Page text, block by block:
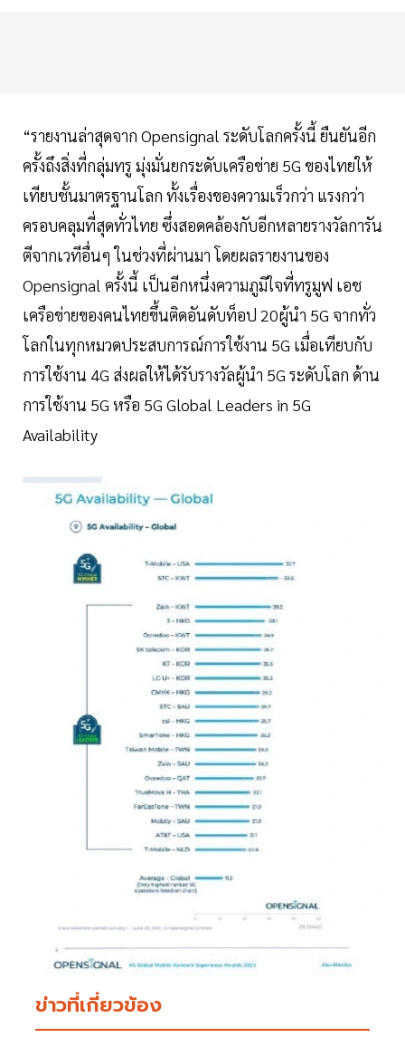
“รายงานล่าสุดจาก Opensignal ระดับโลกครั้งนี้ ยืนยันอีก
ครั้งถึงสิ่งที่กลุ่มทรู มุ่งมั่นยกระดับเครือข่าย 5G ของไทยให้
เทียบชั้นมาตรฐานโลก ทั้งเรื่องของความเร็วกว่า แรงกว่า
ครอบคลุมที่สุดทั่วไทย ซึ่งสอดคล้องกับอีกหลายรางวัลการัน
ตีจากเวทีอื่นๆ ในช่วงที่ผ่านมา โดยผลรายงานของ
Opensignal ครั้งนี้ เป็นอีกหนึ่งความภูมิใจที่ทรูมูฟ เอช
เครือข่ายของคนไทยขึ้นติดอันดับท็อป 20ผู้นำ 5G จากทั่ว
โลกในทุกหมวดประสบการณ์การใช้งาน 5G เมื่อเทียบกับ
การใช้งาน 4G ส่งผลให้ได้รับรางวัลผู้นำ 5G ระดับโลก ด้าน
การใช้งาน 5G หรือ 5G Global Leaders in 5G
Availability
ข่าวที่เกี่ยวข้อง